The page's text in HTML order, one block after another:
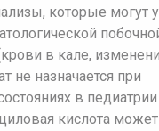
которые могут
в кале,
не назначается при
в педиатрии
кислота может